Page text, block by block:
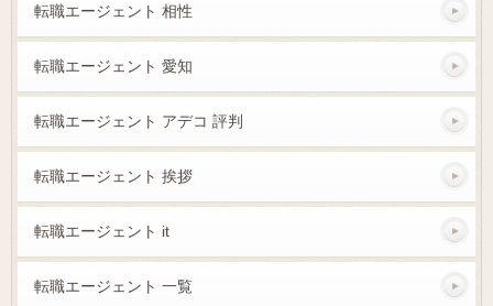
転職エージェント 相性
転職エージェント 愛知
転職エージェント アデコ 評判
転職エージェント 挨拶
転職エージェント it
転職エージェント 一覧